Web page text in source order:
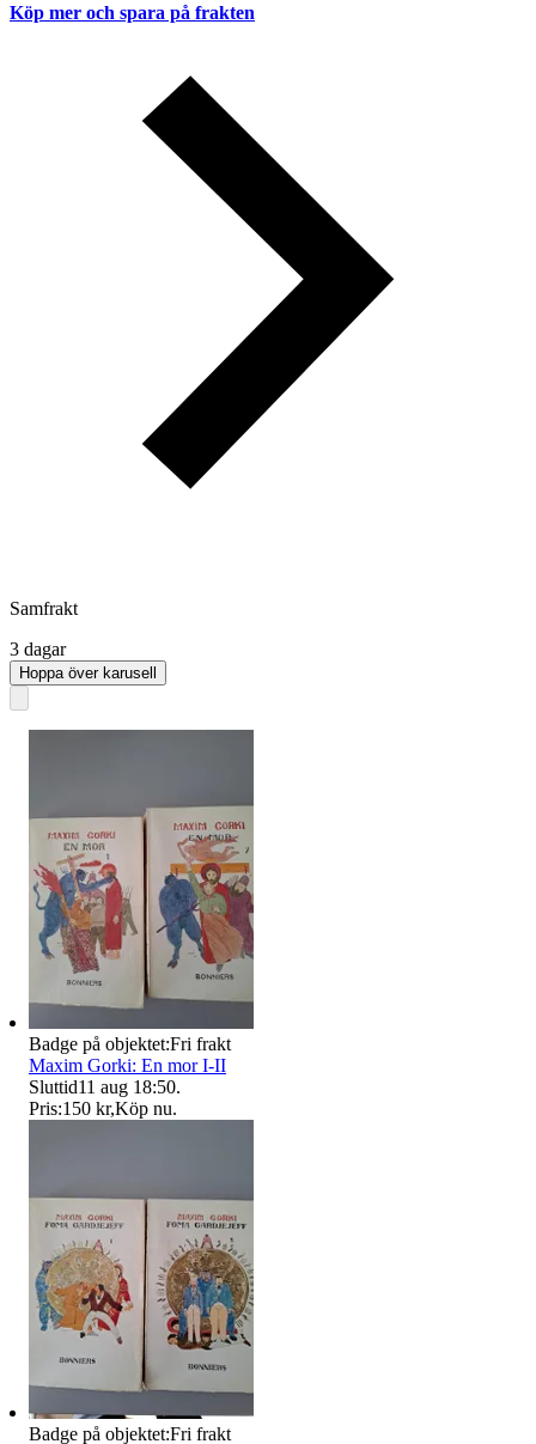
Köp mer och spara på frakten
Samfrakt
3 dagar
Hoppa över karusell
Badge på objektet:Fri frakt
Maxim Gorki: En mor I-II
Sluttid11 aug 18:50.
Pris:150 kr,Köp nu.
Badge på objektet:Fri frakt